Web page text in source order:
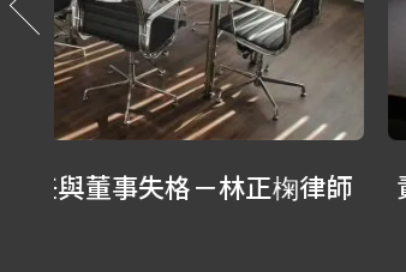
責任保險中第三人之直接請